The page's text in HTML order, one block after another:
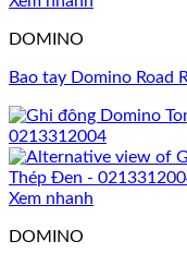
DOMINO
Bao tay Domino Road
Xem nhanh
DOMINO